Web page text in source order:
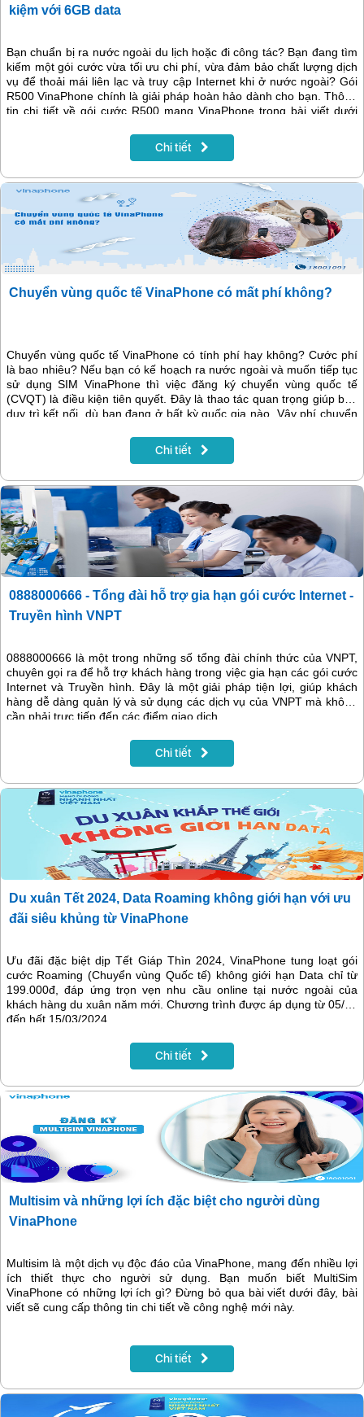
kiệm với 6GB data
Bạn chuẩn bị ra nước ngoài du lịch hoặc đi công tác? Bạn đang tìm
kiếm một gói cước vừa tối ưu chi phí, vừa đảm bảo chất lượng dịch
vụ để thoải mái liên lạc và truy cập Internet khi ở nước ngoài? Gói
R500 VinaPhone chính là giải pháp hoàn hảo dành cho bạn. Thông
tin chi tiết về gói cước R500 mạng VinaPhone trong bài viết dưới
Chi tiết
Chuyển vùng quốc tế VinaPhone có mất phí không?
Chuyển vùng quốc tế VinaPhone có tính phí hay không? Cước phí
là bao nhiêu? Nếu bạn có kế hoạch ra nước ngoài và muốn tiếp tục
sử dụng SIM VinaPhone thì việc đăng ký chuyển vùng quốc tế
(CVQT) là điều kiện tiên quyết. Đây là thao tác quan trọng giúp bạn
duy trì kết nối, dù bạn đang ở bất kỳ quốc gia nào. Vậy phí chuyển
Chi tiết
0888000666 - Tổng đài hỗ trợ gia hạn gói cước Internet -
Truyền hình VNPT
0888000666 là một trong những số tổng đài chính thức của VNPT,
chuyên gọi ra để hỗ trợ khách hàng trong việc gia hạn các gói cước
Internet và Truyền hình. Đây là một giải pháp tiện lợi, giúp khách
hàng dễ dàng quản lý và sử dụng các dịch vụ của VNPT mà không
cần phải trực tiếp đến các điểm giao dịch.
Chi tiết
Du xuân Tết 2024, Data Roaming không giới hạn với ưu
đãi siêu khủng từ VinaPhone
Ưu đãi đặc biệt dịp Tết Giáp Thìn 2024, VinaPhone tung loạt gói
cước Roaming (Chuyển vùng Quốc tế) không giới hạn Data chỉ từ
199.000đ, đáp ứng trọn vẹn nhu cầu online tại nước ngoài của
khách hàng du xuân năm mới. Chương trình được áp dụng từ 05/02
đến hết 15/03/2024.
Chi tiết
Multisim và những lợi ích đặc biệt cho người dùng
VinaPhone
Multisim là một dịch vụ độc đáo của VinaPhone, mang đến nhiều lợi
ích thiết thực cho người sử dụng. Bạn muốn biết MultiSim
VinaPhone có những lợi ích gì? Đừng bỏ qua bài viết dưới đây, bài
viết sẽ cung cấp thông tin chi tiết về công nghệ mới này.
Chi tiết